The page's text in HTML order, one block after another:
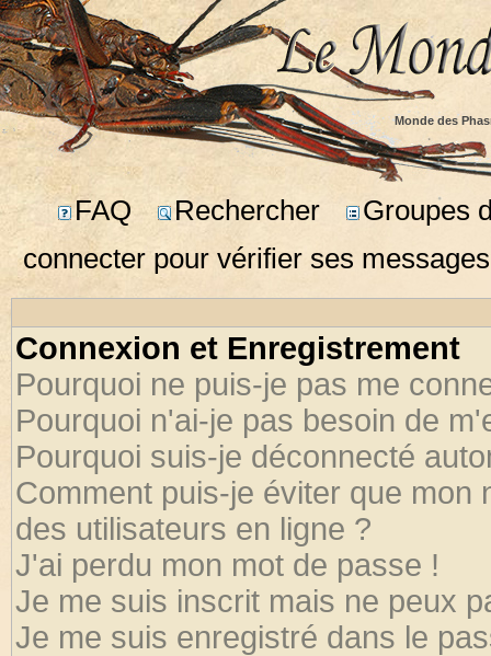
Monde des
FAQ Rechercher
Groupes
connecter pour vérifier ses
Connexion et Enregistrement
Pourquoi ne puis-je pas me
Pourquoi n'ai-je pas besoin de
Pourquoi suis-je déconnecté
Comment puis-je éviter que mon
des utilisateurs en ligne ?
J'ai perdu mon mot de passe !
Je me suis inscrit mais ne peux
Je me suis enregistré dans le